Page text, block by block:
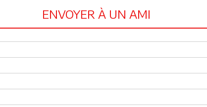
ENVOYER À UN AMI